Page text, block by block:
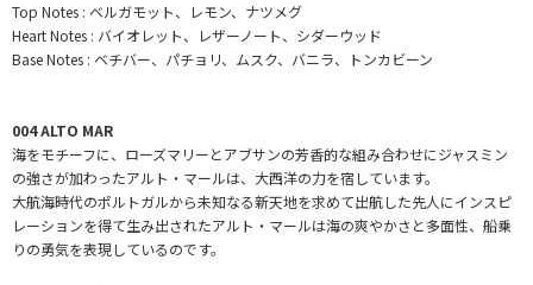
Top Notes : ベルガモット、レモン、ナツメグ
Heart Notes : バイオレット、レザーノート、シダーウッド
Base Notes : ベチバー、パチョリ、ムスク、バニラ、トンカビーン
004 ALTO MAR
海をモチーフに、ローズマリーとアブサンの芳香的な組み合わせにジャスミン
の強さが加わったアルト・マールは、大西洋の力を宿しています。
大航海時代のポルトガルから未知なる新天地を求めて出航した先人にインスピ
レーションを得て生み出されたアルト・マールは海の爽やかさと多面性、船乗
りの勇気を表現しているのです。